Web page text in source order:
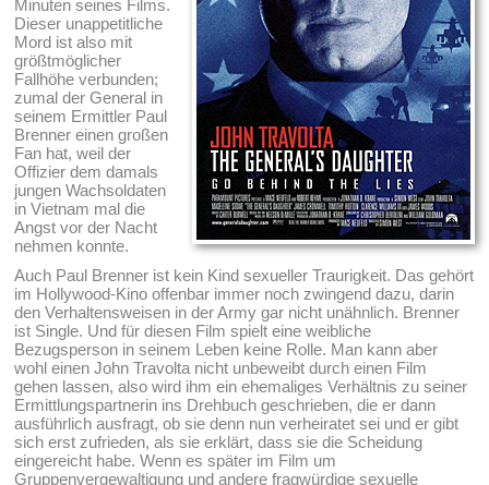
Minuten seines Films.
Dieser unappetitliche
Mord ist also mit
größtmöglicher
Fallhöhe verbunden;
zumal der General in
seinem Ermittler Paul
Brenner einen großen
Fan hat, weil der
Offizier dem damals
jungen Wachsoldaten
in Vietnam mal die
Angst vor der Nacht
nehmen konnte.
Auch Paul Brenner ist kein Kind sexueller Traurigkeit. Das gehört
im Hollywood-Kino offenbar immer noch zwingend dazu, darin
den Verhaltensweisen in der Army gar nicht unähnlich. Brenner
ist Single. Und für diesen Film spielt eine weibliche
Bezugsperson in seinem Leben keine Rolle. Man kann aber
wohl einen John Travolta nicht unbeweibt durch einen Film
gehen lassen, also wird ihm ein ehemaliges Verhältnis zu seiner
Ermittlungspartnerin ins Drehbuch geschrieben, die er dann
ausführlich ausfragt, ob sie denn nun verheiratet sei und er gibt
sich erst zufrieden, als sie erklärt, dass sie die Scheidung
eingereicht habe. Wenn es später im Film um
Gruppenvergewaltigung und andere fragwürdige sexuelle